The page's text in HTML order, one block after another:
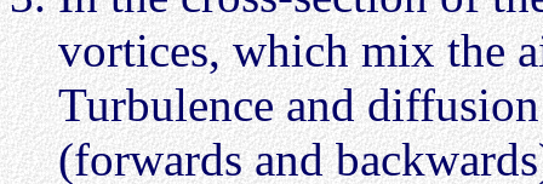
vortices, which mix the
Turbulence and
(forwards and